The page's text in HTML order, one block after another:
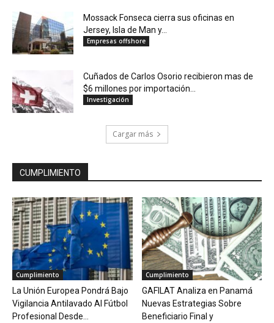
Mossack Fonseca cierra sus oficinas en
Jersey, Isla de Man y...
Empresas offshore
Cuñados de Carlos Osorio recibieron mas de
$6 millones por importación...
Investigación
Cargar más
CUMPLIMIENTO
Cumplimiento
La Unión Europea Pondrá Bajo
Vigilancia Antilavado Al Fútbol
Profesional Desde...
Cumplimiento
GAFILAT Analiza en Panamá
Nuevas Estrategias Sobre
Beneficiario Final y